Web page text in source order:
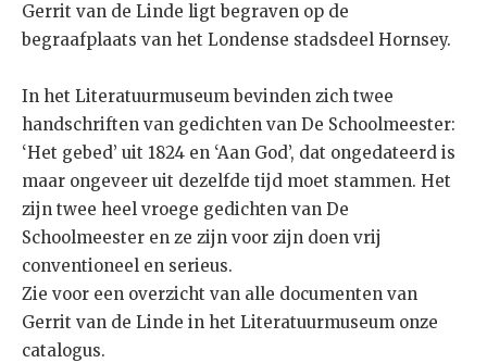
Gerrit van de Linde ligt begraven op de
begraafplaats van het Londense stadsdeel Hornsey.
In het Literatuurmuseum bevinden zich twee
handschriften van gedichten van De Schoolmeester:
‘Het gebed’ uit 1824 en ‘Aan God’, dat ongedateerd is
maar ongeveer uit dezelfde tijd moet stammen. Het
zijn twee heel vroege gedichten van De
Schoolmeester en ze zijn voor zijn doen vrij
conventioneel en serieus.
Zie voor een overzicht van alle documenten van
Gerrit van de Linde in het Literatuurmuseum onze
catalogus.